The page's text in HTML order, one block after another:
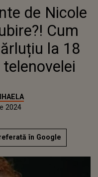
DIN LACRIMI DE
CUM ARATĂ MIHAELA
LA 18 ANI DE LA
TELENOVELEI
de Nicole
Cum
la 18
2024
în Google